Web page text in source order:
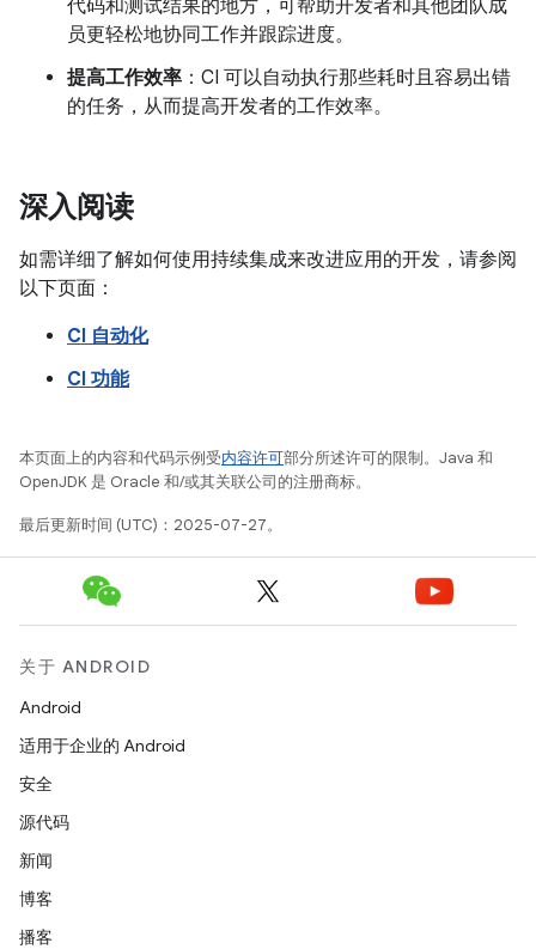
代码和测试结果的地方，可帮助开发者和其他团队成
员更轻松地协同工作并跟踪进度。
提高工作效率 ：CI 可以自动执行那些耗时且容易出错
的任务，从而提高开发者的工作效率。
深入阅读
如需详细了解如何使用持续集成来改进应用的开发，请参阅
以下页面：
CI 自动化
CI 功能
本页面上的内容和代码示例受内容许可部分所述许可的限制。Java 和
OpenJDK 是 Oracle 和/或其关联公司的注册商标。
最后更新时间 (UTC)：2025-07-27。
关于 ANDROID
Android
适用于企业的 Android
安全
源代码
新闻
博客
播客